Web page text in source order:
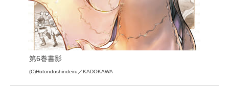
第6巻書影
(C)Hotondoshindeiru／KADOKAWA